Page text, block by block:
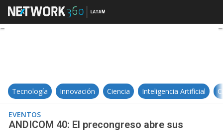
ANDICOM 40: El precongreso
Tecnología Innovación Ciencia Inteligencia Artificial
EVENTOS
ANDICOM 40: El precongreso abre sus